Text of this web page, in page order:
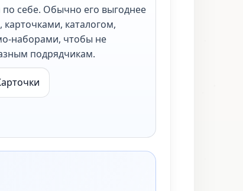
себе. Обычно его выгоднее
каталогом,
наборами, чтобы не
подрядчикам.